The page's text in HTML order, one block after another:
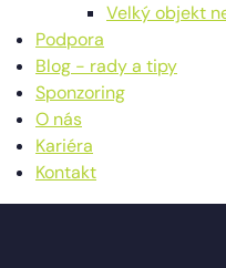
Velký objekt
Podpora
Blog - rady a tipy
Sponzoring
O nás
Kariéra
Kontakt